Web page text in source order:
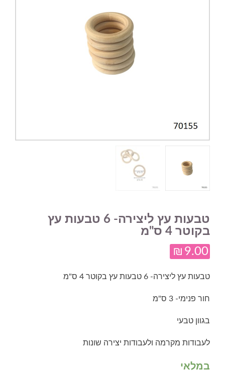
טבעות עץ ליצירה- 6 טבעות עץ
בקוטר 4 ס"מ
₪ 9.00
טבעות עץ ליצירה- 6 טבעות עץ בקוטר 4 ס"מ
חור פנימי- 3 ס"מ
בגוון טבעי
לעבודות מקרמה ולעבודות יצירה שונות
במלאי